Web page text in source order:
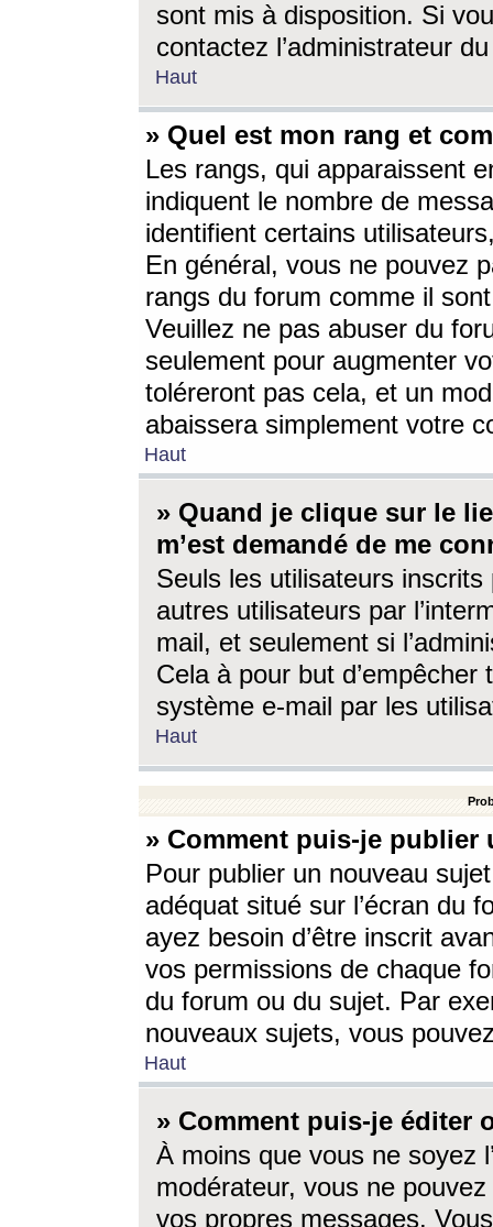
sont mis à disposition. Si
contactez l’administrateur
Haut
» Quel est mon rang et
Les rangs, qui apparaissent
indiquent le nombre de
identifient certains
En général, vous ne pouvez
rangs du forum comme il
Veuillez ne pas abuser du
seulement pour augmenter
toléreront pas cela, et un
abaissera simplement votre
Haut
» Quand je clique sur le
m’est demandé de me
Seuls les utilisateurs
autres utilisateurs par
mail, et seulement si
Cela à pour but
système e-mail par les
Haut
» Comment puis-je
Pour publier un nouveau
adéquat situé sur l’écran du
ayez besoin d’être inscrit
vos permissions de chaque
du forum ou du sujet. Par
nouveaux sujets, vous
Haut
» Comment puis-je éditer
À moins que vous ne soyez
modérateur, vous ne
vos propres messages.